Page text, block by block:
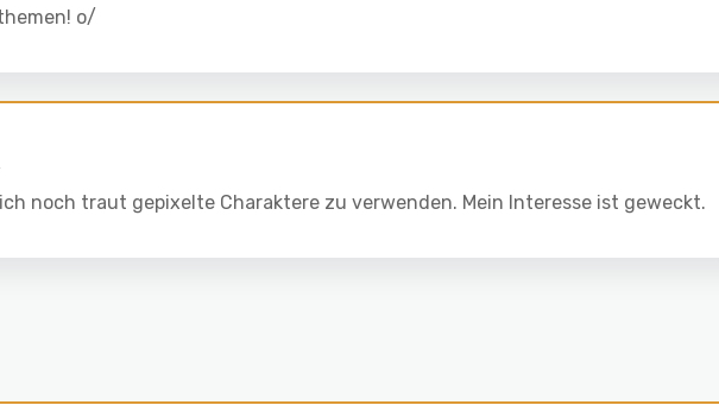
o/
noch traut gepixelte Charaktere zu verwenden. Mein Interesse ist geweckt.